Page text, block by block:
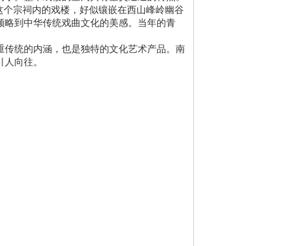
宗祠内的戏楼，好似镶嵌在西山峰岭幽谷
到中华传统戏曲文化的美感。当年的青
统的内涵，也是独特的文化艺术产品。南
向往。